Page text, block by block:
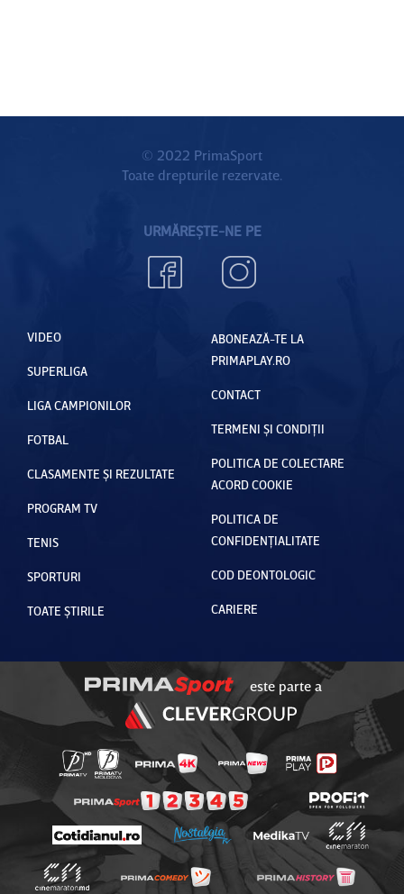
© 2022 PrimaSport
Toate drepturile rezervate.
URMĂREȘTE-NE PE
VIDEO
SUPERLIGA
LIGA CAMPIONILOR
FOTBAL
CLASAMENTE ȘI REZULTATE
PROGRAM TV
TENIS
SPORTURI
TOATE ȘTIRILE
ABONEAZĂ-TE LA
PRIMAPLAY.RO
CONTACT
TERMENI ȘI CONDIȚII
POLITICA DE COLECTARE
ACORD COOKIE
POLITICA DE
CONFIDENȚIALITATE
COD DEONTOLOGIC
CARIERE
este parte a